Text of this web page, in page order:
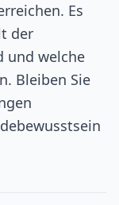
Es
der
und welche
Bleiben Sie